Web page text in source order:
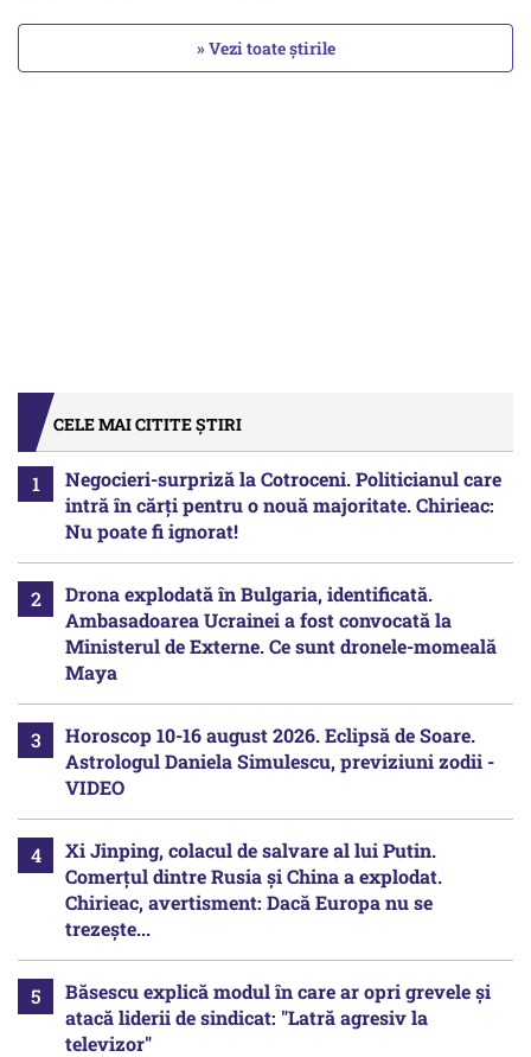
» Vezi toate știrile
CELE MAI CITITE ȘTIRI
Negocieri-surpriză la Cotroceni. Politicianul care
intră în cărți pentru o nouă majoritate. Chirieac:
Nu poate fi ignorat!
Drona explodată în Bulgaria, identificată.
Ambasadoarea Ucrainei a fost convocată la
Ministerul de Externe. Ce sunt dronele-momeală
Maya
Horoscop 10-16 august 2026. Eclipsă de Soare.
Astrologul Daniela Simulescu, previziuni zodii -
VIDEO
Xi Jinping, colacul de salvare al lui Putin.
Comerțul dintre Rusia și China a explodat.
Chirieac, avertisment: Dacă Europa nu se
trezește...
Băsescu explică modul în care ar opri grevele și
atacă liderii de sindicat: "Latră agresiv la
televizor"